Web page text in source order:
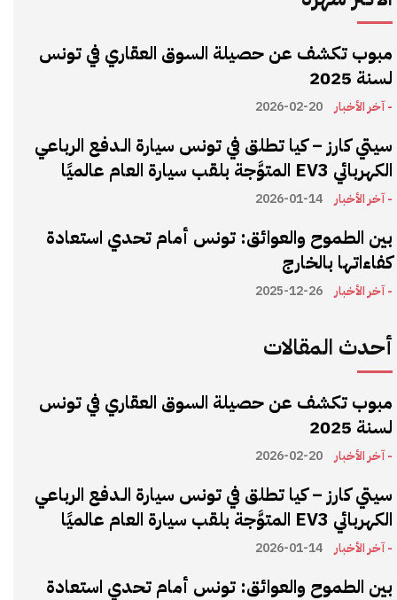
مبوب تكشف عن حصيلة السوق العقاري في تونس
لسنة 2025
- آخر الأخبار 2026-02-20
سيتي كارز – كيا تطلق في تونس سيارة الـدفع الرباعي
الكهربائي EV3 المتوَّجة بلقب سيارة العام عالميًا
- آخر الأخبار 2026-01-14
بين الطموح والعوائق: تونس أمام تحدي استعادة
كفاءاتها بالخارج
- آخر الأخبار 2025-12-26
أحدث المقالات
مبوب تكشف عن حصيلة السوق العقاري في تونس
لسنة 2025
- آخر الأخبار 2026-02-20
سيتي كارز – كيا تطلق في تونس سيارة الـدفع الرباعي
الكهربائي EV3 المتوَّجة بلقب سيارة العام عالميًا
- آخر الأخبار 2026-01-14
بين الطموح والعوائق: تونس أمام تحدي استعادة